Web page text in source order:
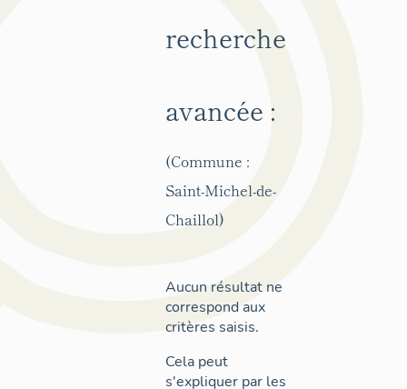
recherche
avancée :
(Commune :
Saint-Michel-de-
Chaillol)
Aucun résultat ne
correspond aux
critères saisis.
Cela peut
s'expliquer par les